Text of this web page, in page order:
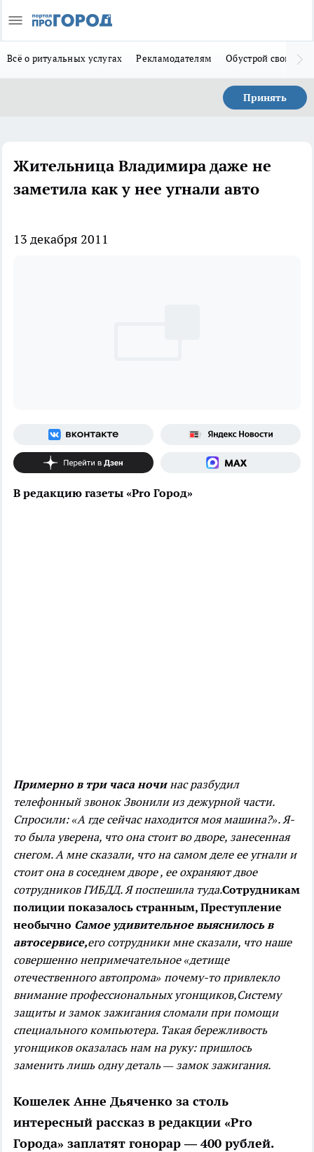
Всё о ритуальных услугах Рекламодателям Обустрой свой дом
Принять
Жительница Владимира даже не
заметила как у нее угнали авто
13 декабря 2011
В редакцию газеты «Pro Город»
Примерно в три часа ночи нас разбудил
телефонный звонокЗвонили из дежурной части.
Спросили: «А где сейчас находится моя машина?». Я-
то была уверена, что она стоит во дворе, занесенная
снегом. А мне сказали, что на самом деле ее угнали и
стоит она в соседнем дворе , ее охраняют двое
сотрудников ГИБДД. Я поспешила туда.Сотрудникам
полиции показалось странным, Преступление
необычно Самое удивительное выяснилось в
автосервисе,его сотрудники мне сказали, что наше
совершенно непримечательное «детище
отечественного автопрома» почему-то привлекло
внимание профессиональных угонщиков,Систему
защиты и замок зажигания сломали при помощи
специального компьютера. Такая бережливость
угонщиков оказалась нам на руку: пришлось
заменить лишь одну деталь — замок зажигания.
Кошелек Анне Дьяченко за столь
интересный рассказ в редакции «Pro
Города» заплатят гонорар — 400 рублей.